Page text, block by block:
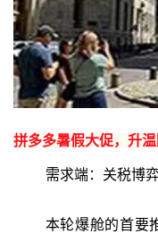
拼多多暑假大促，升
需求端：关税博
本轮爆舱的首要